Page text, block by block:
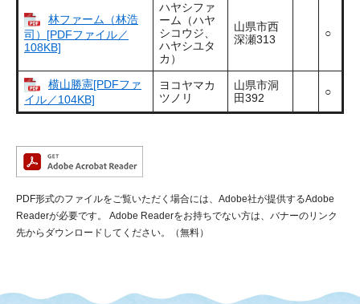
林ファーム（林浩
司）[PDFファイル／
108KB]
ハヤシファ
ーム（ハヤ
シコウジ、
ハヤシユタ
カ）
山県市西
深瀬313
○
横山勝憲[PDFファ
イル／104KB]
ヨコヤマカ
ツノリ
山県市洞
田392
○
PDF形式のファイルをご覧いただく場合には、Adobe社が提供するAdobe
Readerが必要です。
Adobe Readerをお持ちでない方は、バナーのリンク
先からダウンロードしてください。（無料）